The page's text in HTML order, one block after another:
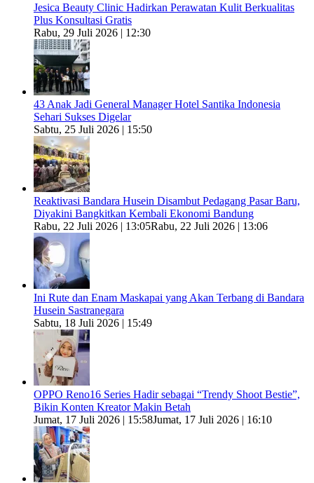
Jesica Beauty Clinic Hadirkan Perawatan Kulit Berkualitas
Plus Konsultasi Gratis
Rabu, 29 Juli 2026 | 12:30
43 Anak Jadi General Manager Hotel Santika Indonesia
Sehari Sukses Digelar
Sabtu, 25 Juli 2026 | 15:50
Reaktivasi Bandara Husein Disambut Pedagang Pasar Baru,
Diyakini Bangkitkan Kembali Ekonomi Bandung
Rabu, 22 Juli 2026 | 13:05Rabu, 22 Juli 2026 | 13:06
Ini Rute dan Enam Maskapai yang Akan Terbang di Bandara
Husein Sastranegara
Sabtu, 18 Juli 2026 | 15:49
OPPO Reno16 Series Hadir sebagai “Trendy Shoot Bestie”,
Bikin Konten Kreator Makin Betah
Jumat, 17 Juli 2026 | 15:58Jumat, 17 Juli 2026 | 16:10